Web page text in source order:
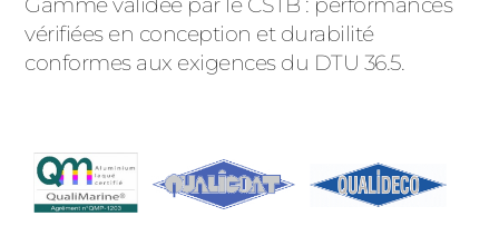
vérifiées en conception et durabilité
conformes aux exigences du DTU 36.5.